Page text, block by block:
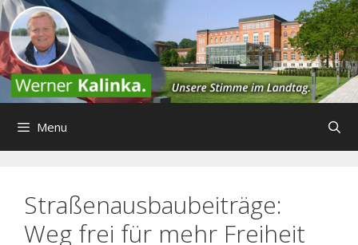
Zum
Inhalt
springen
Menu
Straßenausbaubeiträge:
Weg frei für mehr Freiheit